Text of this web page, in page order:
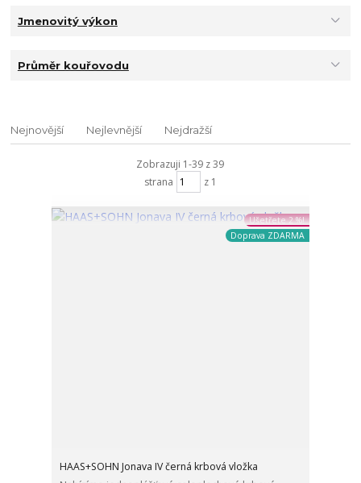
Jmenovitý výkon
Průměr kouřovodu
Nejnovější Nejlevnější Nejdražší
Zobrazuji 1-39 z 39
strana
z 1
Ušetřete 2 %!
Doprava ZDARMA
HAAS+SOHN Jonava IV černá krbová vložka